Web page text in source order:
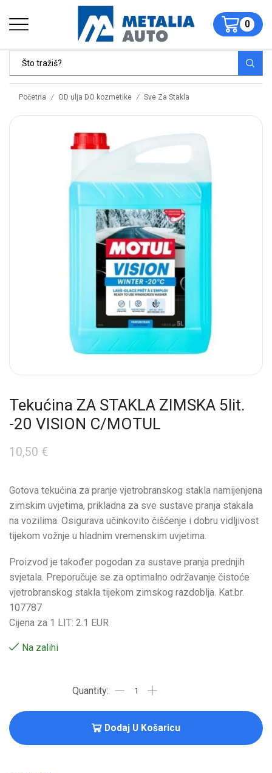
0
Početna / OD ulja DO kozmetike / Sve Za Stakla
Tekućina ZA STAKLA ZIMSKA 5lit.
-20 VISION C/MOTUL
10,50 €
Gotova tekućina za pranje vjetrobranskog stakla namijenjena
zimskim uvjetima, prikladna za sve sustave pranja stakala
na vozilima. Osigurava učinkovito čišćenje i dobru vidljivost
tijekom vožnje u hladnim vremenskim uvjetima.
Proizvod je također pogodan za sustave pranja prednjih
svjetala. Preporučuje se za optimalno održavanje čistoće
vjetrobranskog stakla tijekom zimskog razdoblja. Kat.br.
107787
Cijena za 1 LIT: 2.1 EUR
Na zalihi
Dodaj U Košaricu